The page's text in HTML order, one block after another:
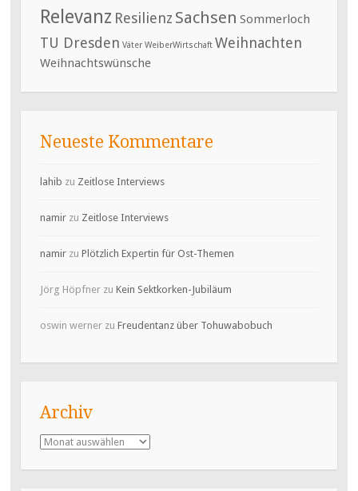
Relevanz Resilienz Sachsen Sommerloch
TU Dresden Väter WeiberWirtschaft Weihnachten
Weihnachtswünsche
Neueste Kommentare
lahib zu Zeitlose Interviews
namirzu Zeitlose Interviews
namirzu Plötzlich Expertin für Ost-Themen
Jörg Höpfnerzu Kein Sektkorken-Jubiläum
oswin wernerzu Freudentanz über Tohuwabobuch
Archiv
Archiv